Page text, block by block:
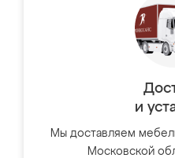
и
Мы доставляем
Московской